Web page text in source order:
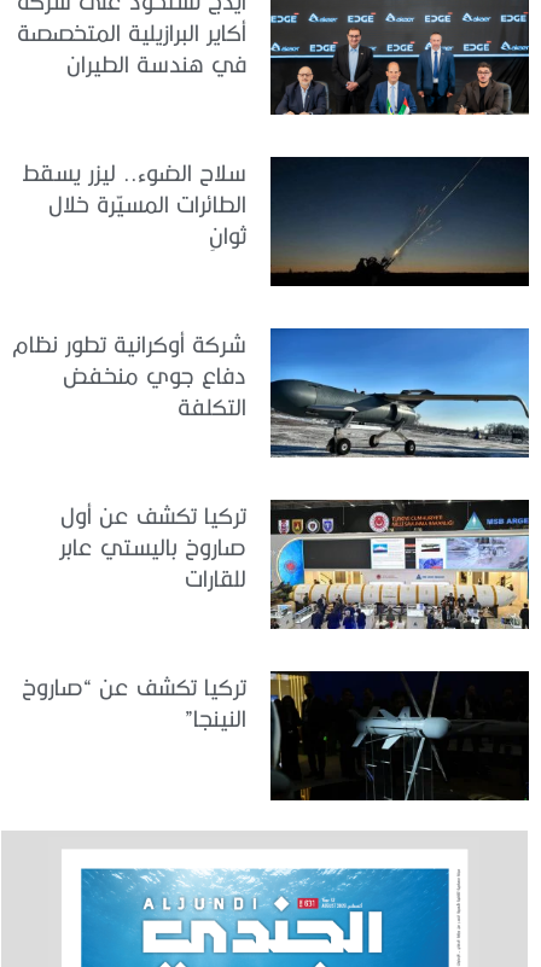
أكاير البرازيلية المتخصصة
في هندسة الطيران
سلاح الضوء.. ليزر يسقط
الطائرات المسيّرة خلال
ثوانٍ
شركة أوكرانية تطور نظام
دفاع جوي منخفض
التكلفة
تركيا تكشف عن أول
صاروخ باليستي عابر
للقارات
تركيا تكشف عن “صاروخ
النينجا”